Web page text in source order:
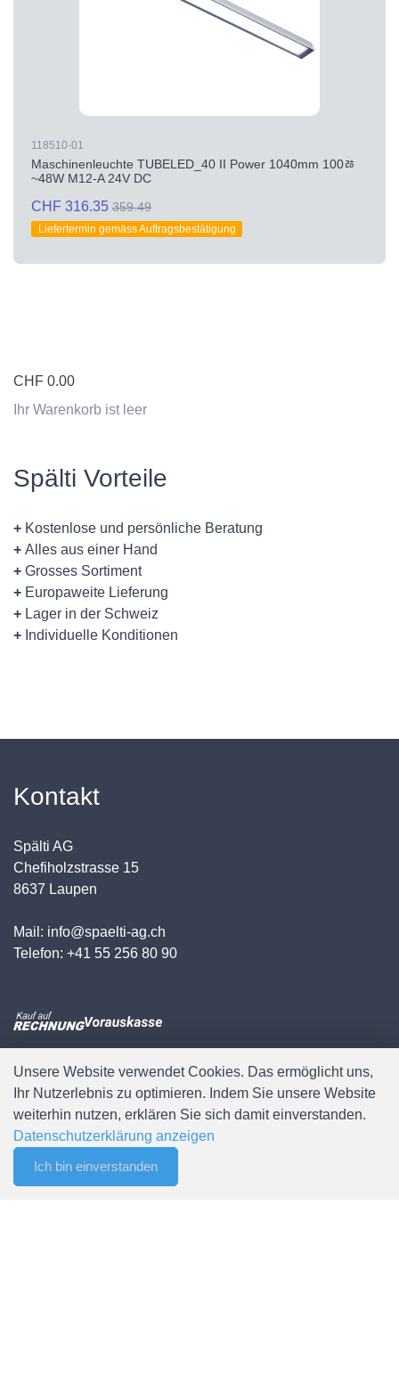
Merkliste
118510-01
Maschinenleuchte TUBELED_40 II Power 1040mm 100ﾰ
~48W M12-A 24V DC
CHF 316.35 359.49
Liefertermin gemäss Auftragsbestätigung
CHF 0.00
Ihr Warenkorb ist leer
Spälti Vorteile
+ Kostenlose und persönliche Beratung
+ Alles aus einer Hand
+ Grosses Sortiment
+ Europaweite Lieferung
+ Lager in der Schweiz
+ Individuelle Konditionen
Kontakt
Spälti AG
Chefiholzstrasse 15
8637 Laupen
Mail: info@spaelti-ag.ch
Telefon: +41 55 256 80 90
Weitere Informationen
Zahlungsmöglichkeiten
Versandbedingungen
AGB
Unsere Website verwendet Cookies. Das ermöglicht uns,
Ihr Nutzerlebnis zu optimieren. Indem Sie unsere Website
weiterhin nutzen, erklären Sie sich damit einverstanden.
Datenschutzerklärung anzeigen
Ich bin einverstanden